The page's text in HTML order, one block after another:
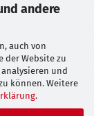
andere
auch von
der Website zu
und
können. Weitere
.